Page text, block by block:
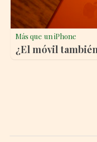
Más que un iPhone
¿El móvil